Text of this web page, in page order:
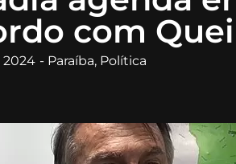
com
2024 - Paraíba, Política